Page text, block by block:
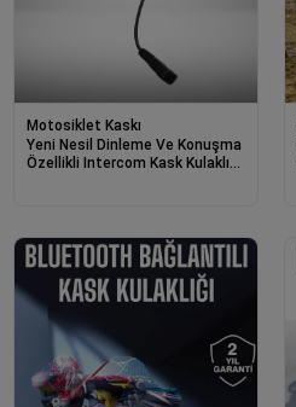
Motosiklet Kaskı
Yeni Nesil Dinleme Ve Konuşma
Özellikli Intercom Kask Kulaklığı